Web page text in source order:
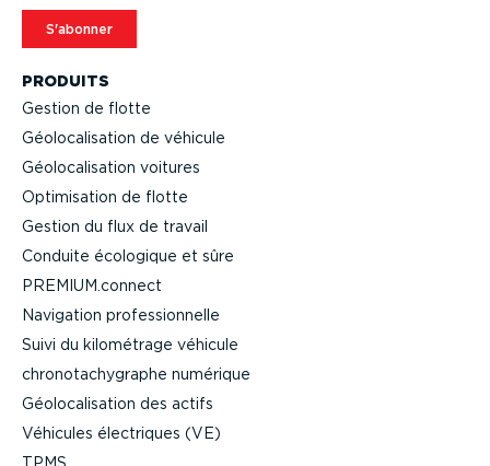
PRODUITS
Gestion de flotte
Géolo­ca­li­sation de véhicule
Géolo­ca­li­sation voitures
Optimi­sation de flotte
Gestion du flux de travail
Conduite écologique et sûre
PREMIUM.connect
Navigation profes­sion­nelle
Suivi du kilométrage véhicule
chrono­ta­chy­graphe numérique
Géolo­ca­li­sation des actifs
Véhicules électriques (VE)
TPMS
S'abonner